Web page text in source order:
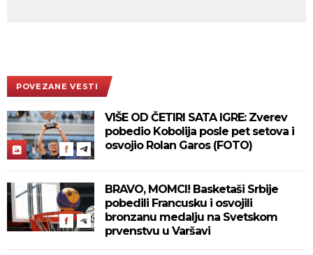
POVEZANE VESTI
VIŠE OD ČETIRI SATA IGRE: Zverev
pobedio Kobolija posle pet setova i
osvojio Rolan Garos (FOTO)
BRAVO, MOMCI! Basketaši Srbije
pobedili Francusku i osvojili
bronzanu medalju na Svetskom
prvenstvu u Varšavi